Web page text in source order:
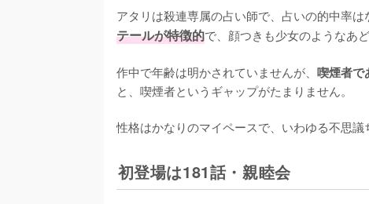
アタリは殺連専属の占い師で、占いの的中率は
テールが特徴的で、顔つきも少女のようなあ
作中で年齢は明かされていませんが、 喫煙者で
と、喫煙者というギャップがたまりません。
性格はかなりのマイペースで、いわゆる不思
初登場は181話・親睦会